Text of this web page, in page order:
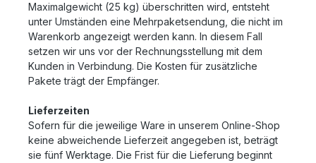
Maximalgewicht (25 kg) überschritten wird, entsteht
unter Umständen eine Mehrpaketsendung, die nicht im
Warenkorb angezeigt werden kann. In diesem Fall
setzen wir uns vor der Rechnungsstellung mit dem
Kunden in Verbindung. Die Kosten für zusätzliche
Pakete trägt der Empfänger.
Lieferzeiten
Sofern für die jeweilige Ware in unserem Online-Shop
keine abweichende Lieferzeit angegeben ist, beträgt
sie fünf Werktage. Die Frist für die Lieferung beginnt